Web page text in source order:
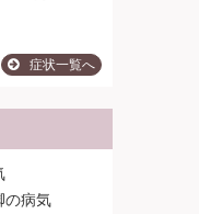
症状一覧へ
の病気